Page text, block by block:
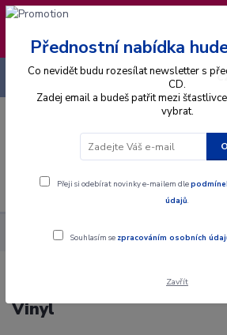
❣️ Od 4.8. do 13.8. čerpám
expedice objednávek se
14.8.2026 🐋
+420 725 736 293
Alba Gramodesky Perry Como -
Perry Como - The Songs I
Vinyl
Přednostní nabídka
Co nevidět budu rozesílat newsletter s
CD.
Zadej email a budeš patřit mezi
vybrat.
Přeji si odebírat novinky e-mailem dle
údajů.
Souhlasím se zpracováním osobních
Zavřít